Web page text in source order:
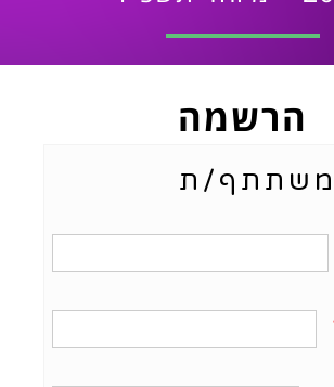
הרשמה
משתתף/ת